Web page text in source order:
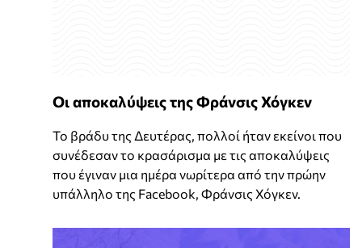
Οι αποκαλύψεις της Φράνσις Χόγκεν
Το βράδυ της Δευτέρας, πολλοί ήταν εκείνοι που
συνέδεσαν το κρασάρισμα με τις αποκαλύψεις
που έγιναν μια ημέρα νωρίτερα από την πρώην
υπάλληλο της Facebook, Φράνσις Χόγκεν.